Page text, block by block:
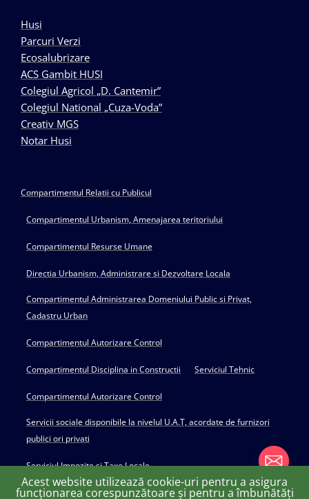
Husi
Parcuri Verzi
Ecosalubrizare
ACS Gambit HUSI
Colegiul Agricol „D. Cantemir”
Colegiul National „Cuza-Voda”
Creativ MGS
Notar Husi
Compartimentul Relatii cu Publicul
Compartimentul Urbanism, Amenajarea teritoriului
Compartimentul Resurse Umane
Directia Urbanism, Administrare si Dezvoltare Locala
Compartimentul Administrarea Domeniului Public si Privat,
Cadastru Urban
Compartimentul Autorizare Control
Compartimentul Disciplina in Constructii Serviciul Tehnic
Compartimentul Autorizare Control
Servicii sociale disponibile la nivelul U.A.T, acordate de furnizori
publici ori privati
Serviciul Impozite si Taxe Locale
Acest website utilizează cookie-uri pentru a asigura
funcționarea corespunzătoare și pentru a îmbunătăți